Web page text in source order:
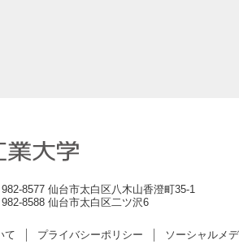
8577 仙台市太白区八木山香澄町35-1
8588 仙台市太白区二ツ沢6
て プライバシーポリシー ソーシャルメ